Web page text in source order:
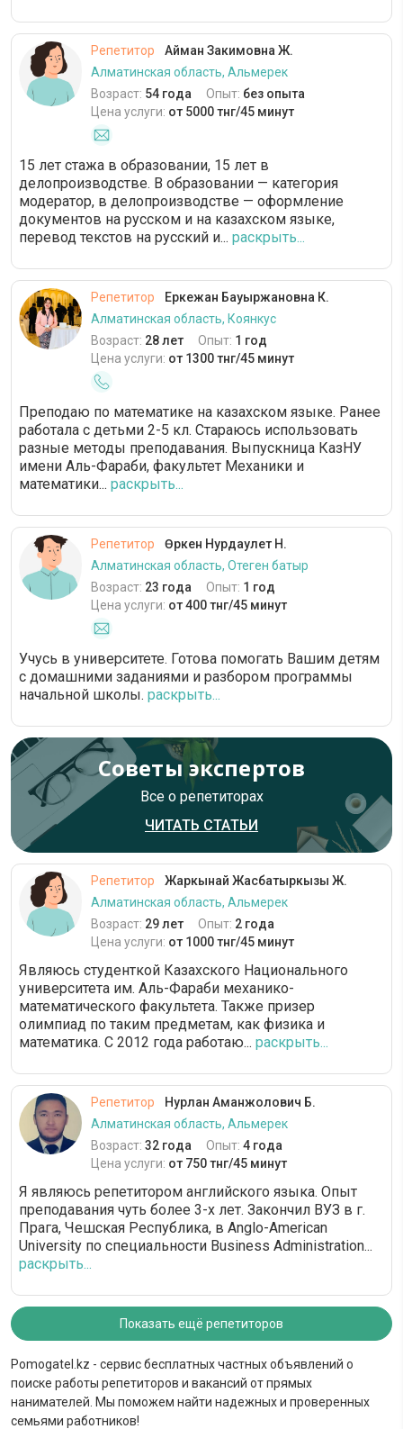
Репетитор
Айман Закимовна Ж.
Алматинская область, Альмерек
Возраст: 54 года Опыт: без опыта
Цена услуги: от 5000 тнг/45 минут
15 лет стажа в образовании, 15 лет в
делопроизводстве. В образовании — категория
модератор, в делопроизводстве — оформление
документов на русском и на казахском языке,
перевод текстов на русский и... раскрыть...
Репетитор
Еркежан Бауыржановна К.
Алматинская область, Коянкус
Возраст: 28 лет Опыт: 1 год
Цена услуги: от 1300 тнг/45 минут
Преподаю по математике на казахском языке. Ранее
работала с детьми 2-5 кл. Стараюсь использовать
разные методы преподавания. Выпускница КазНУ
имени Аль-Фараби, факультет Механики и
математики... раскрыть...
Репетитор
Өркен Нурдаулет Н.
Алматинская область, Отеген батыр
Возраст: 23 года Опыт: 1 год
Цена услуги: от 400 тнг/45 минут
Учусь в университете. Готова помогать Вашим детям
с домашними заданиями и разбором программы
начальной школы. раскрыть...
Советы экспертов
Все о репетиторах
ЧИТАТЬ СТАТЬИ
Репетитор
Жаркынай Жасбатыркызы Ж.
Алматинская область, Альмерек
Возраст: 29 лет Опыт: 2 года
Цена услуги: от 1000 тнг/45 минут
Являюсь студенткой Казахского Национального
университета им. Аль-Фараби механико-
математического факультета. Также призер
олимпиад по таким предметам, как физика и
математика. С 2012 года работаю... раскрыть...
Репетитор
Нурлан Аманжолович Б.
Алматинская область, Альмерек
Возраст: 32 года Опыт: 4 года
Цена услуги: от 750 тнг/45 минут
Я являюсь репетитором английского языка. Опыт
преподавания чуть более 3-х лет. Закончил ВУЗ в г.
Прага, Чешская Республика, в Anglo-American
University по специальности Business Administration...
раскрыть...
Показать ещё репетиторов
Pomogatel.kz - сервис бесплатных частных объявлений о
поиске работы репетиторов и вакансий от прямых
нанимателей. Мы поможем найти надежных и проверенных
семьями работников!